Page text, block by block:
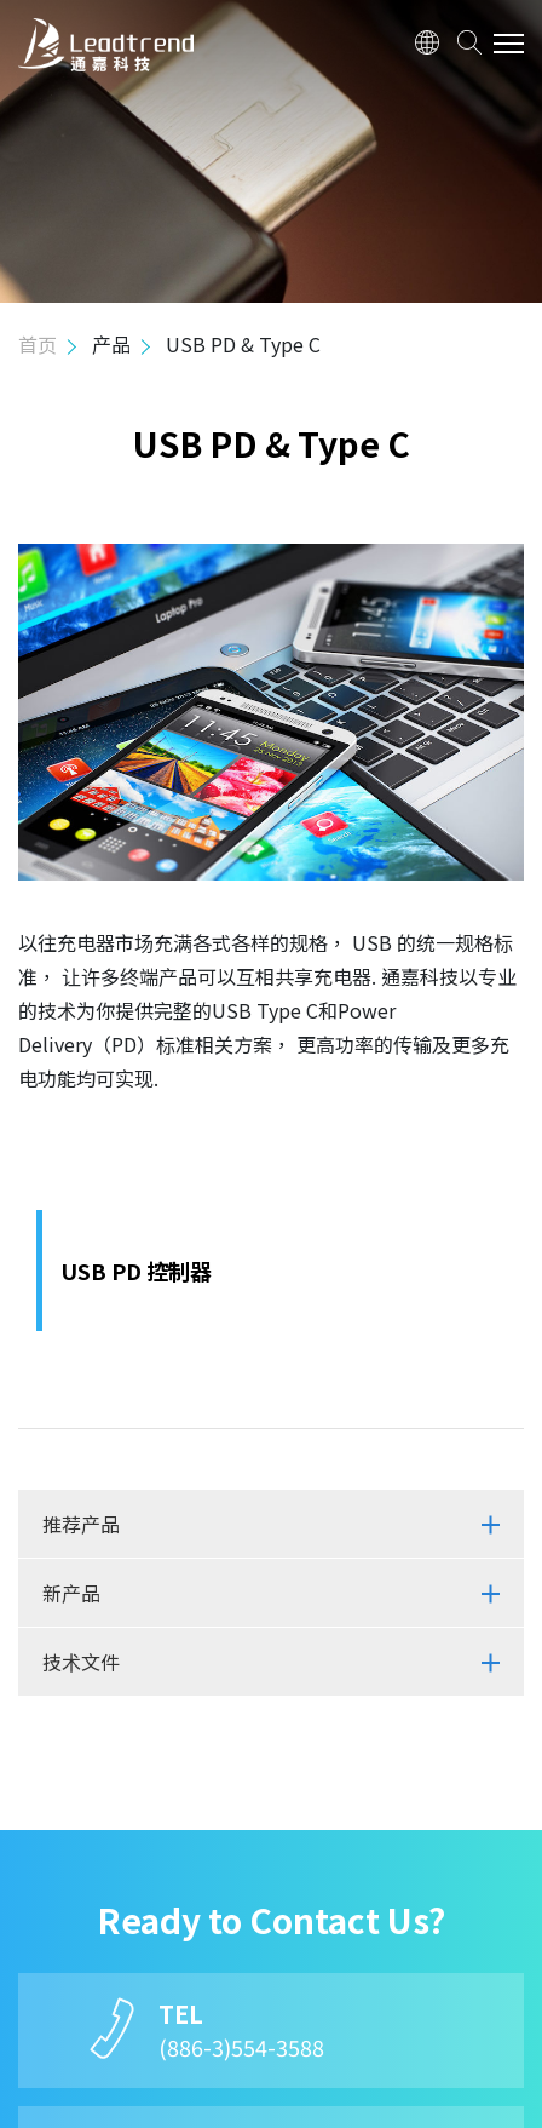
关于我们
Mid-Power 控制器
同步整流控制器
应用
质量政策
投资人关系
人力资源
联络我们
首页 产品 USB PD & Type C
USB PD & Type C
以往充电器市场充满各式各样的规格， USB 的统一规格标
准， 让许多终端产品可以互相共享充电器. 通嘉科技以专业
的技术为你提供完整的USB Type C和Power
Delivery（PD）标准相关方案， 更高功率的传输及更多充
电功能均可实现.
USB PD 控制器
推荐产品
新产品
技术文件
Ready to Contact Us?
TEL
(886-3)554-3588